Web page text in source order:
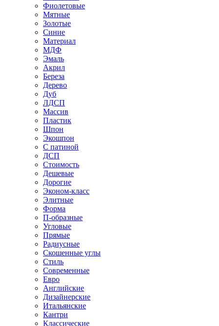
Фиолетовые
Мятные
Золотые
Синие
Материал
МДФ
Эмаль
Акрил
Береза
Дерево
Дуб
ЛДСП
Массив
Пластик
Шпон
Экошпон
С патиной
ДСП
Стоимость
Дешевые
Дорогие
Эконом-класс
Элитные
Форма
П-образные
Угловые
Прямые
Радиусные
Скошенные углы
Стиль
Современные
Евро
Английские
Дизайнерские
Итальянские
Кантри
Классические